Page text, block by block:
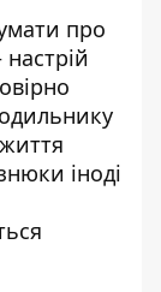
про
іноді